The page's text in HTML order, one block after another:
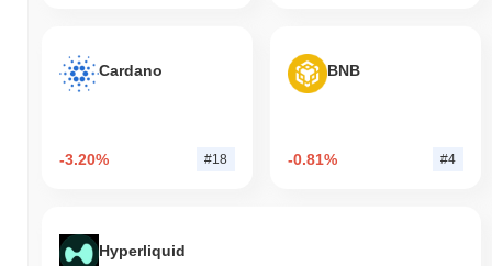
Cardano
-3.20% #18
BNB
-0.81% #4
Hyperliquid